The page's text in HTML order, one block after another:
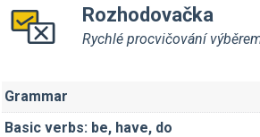
Rozhodovačka
Rychlé procvičování
Grammar
Basic verbs: be, have, do